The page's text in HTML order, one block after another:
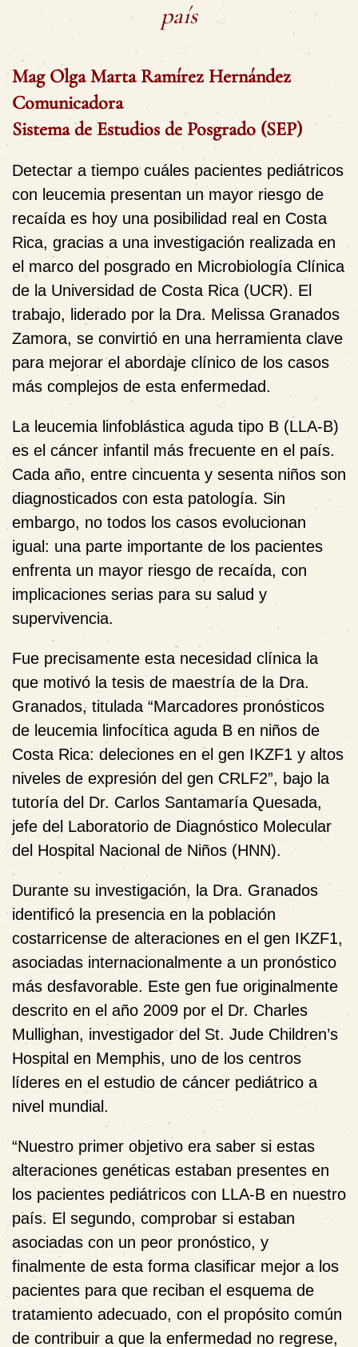
país
Mag Olga Marta Ramírez Hernández
Comunicadora
Sistema de Estudios de Posgrado (SEP)
Detectar a tiempo cuáles pacientes pediátricos
con leucemia presentan un mayor riesgo de
recaída es hoy una posibilidad real en Costa
Rica, gracias a una investigación realizada en
el marco del posgrado en Microbiología Clínica
de la Universidad de Costa Rica (UCR). El
trabajo, liderado por la Dra. Melissa Granados
Zamora, se convirtió en una herramienta clave
para mejorar el abordaje clínico de los casos
más complejos de esta enfermedad.
La leucemia linfoblástica aguda tipo B (LLA-B)
es el cáncer infantil más frecuente en el país.
Cada año, entre cincuenta y sesenta niños son
diagnosticados con esta patología. Sin
embargo, no todos los casos evolucionan
igual: una parte importante de los pacientes
enfrenta un mayor riesgo de recaída, con
implicaciones serias para su salud y
supervivencia.
Fue precisamente esta necesidad clínica la
que motivó la tesis de maestría de la Dra.
Granados, titulada “Marcadores pronósticos
de leucemia linfocítica aguda B en niños de
Costa Rica: deleciones en el gen IKZF1 y altos
niveles de expresión del gen CRLF2”, bajo la
tutoría del Dr. Carlos Santamaría Quesada,
jefe del Laboratorio de Diagnóstico Molecular
del Hospital Nacional de Niños (HNN).
Durante su investigación, la Dra. Granados
identificó la presencia en la población
costarricense de alteraciones en el gen IKZF1,
asociadas internacionalmente a un pronóstico
más desfavorable. Este gen fue originalmente
descrito en el año 2009 por el Dr. Charles
Mullighan, investigador del St. Jude Children’s
Hospital en Memphis, uno de los centros
líderes en el estudio de cáncer pediátrico a
nivel mundial.
“Nuestro primer objetivo era saber si estas
alteraciones genéticas estaban presentes en
los pacientes pediátricos con LLA-B en nuestro
país. El segundo, comprobar si estaban
asociadas con un peor pronóstico, y
finalmente de esta forma clasificar mejor a los
pacientes para que reciban el esquema de
tratamiento adecuado, con el propósito común
de contribuir a que la enfermedad no regrese,